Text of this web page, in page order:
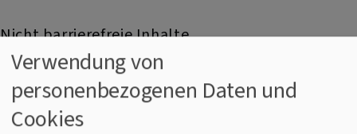
Nicht barrierefreie Inhalte
Die nachstehend aufgeführten Inhalte sind aus den
folgenden Gründen nicht barrierefrei:
Verwendung von
personenbezogenen Daten und
Cookies